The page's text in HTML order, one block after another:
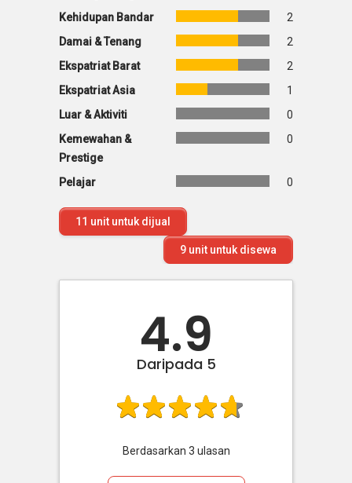
Kehidupan Bandar
2
Damai & Tenang
2
Ekspatriat Barat
2
Ekspatriat Asia
1
Luar & Aktiviti
0
Kemewahan &
Prestige
0
Pelajar 0
11 unit untuk dijual
9 unit untuk disewa
4.9
Daripada 5
Berdasarkan 3 ulasan